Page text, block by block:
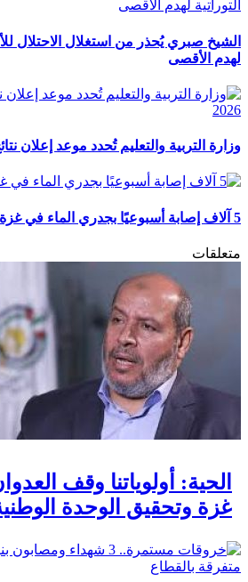
الشيخ صبري يُحذر من استغلال الاحتلال
لهدم الأقصى
وزارة التربية والتعليم تُحدد موعد إعلان
5 آلاف إصابة أسبوعيًا بجدري الماء في غزة وتحذيرات من تفشيه
متعلقات
الحية: أولوياتنا وقف
غزة وتحقيق الوحدة